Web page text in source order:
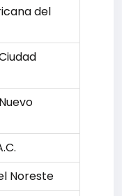
del
Noreste